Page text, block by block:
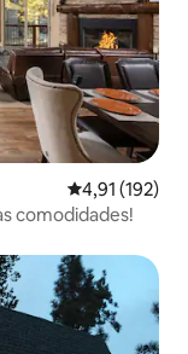
4,91 de uma
4,91 (192)
comodidades!